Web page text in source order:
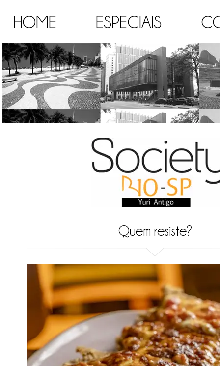
HOME ESPECIAIS
Quem resiste?